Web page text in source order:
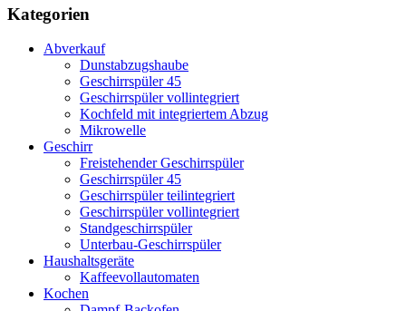
Kategorien
Abverkauf
Dunstabzugshaube
Geschirrspüler 45
Geschirrspüler vollintegriert
Kochfeld mit integriertem Abzug
Mikrowelle
Geschirr
Freistehender Geschirrspüler
Geschirrspüler 45
Geschirrspüler teilintegriert
Geschirrspüler vollintegriert
Standgeschirrspüler
Unterbau-Geschirrspüler
Haushaltsgeräte
Kaffeevollautomaten
Kochen